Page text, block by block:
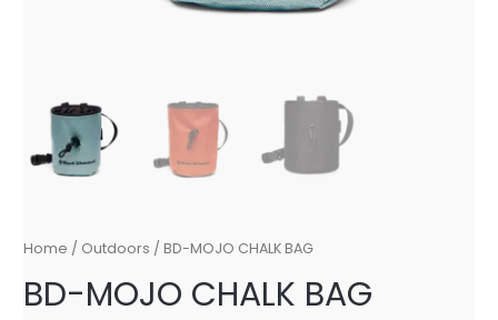
Home / Outdoors / BD-MOJO CHALK BAG
BD-MOJO CHALK BAG